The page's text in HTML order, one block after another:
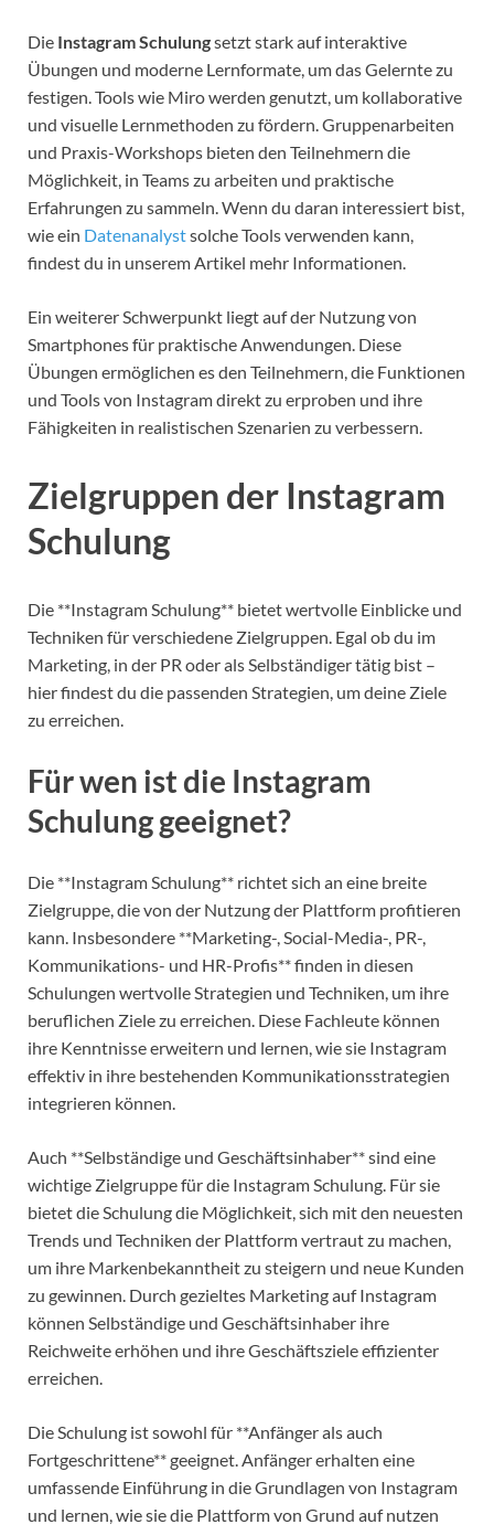
Die Instagram Schulungsetzt stark auf interaktive
Übungen und moderne Lernformate, um das Gelernte zu
festigen. Tools wie Miro werden genutzt, um kollaborative
und visuelle Lernmethoden zu fördern. Gruppenarbeiten
und Praxis-Workshops bieten den Teilnehmern die
Möglichkeit, in Teams zu arbeiten und praktische
Erfahrungen zu sammeln. Wenn du daran interessiert bist,
wie ein Datenanalystsolche Tools verwenden kann,
findest du in unserem Artikel mehr Informationen.
Ein weiterer Schwerpunkt liegt auf der Nutzung von
Smartphones für praktische Anwendungen. Diese
Übungen ermöglichen es den Teilnehmern, die Funktionen
und Tools von Instagram direkt zu erproben und ihre
Fähigkeiten in realistischen Szenarien zu verbessern.
Zielgruppen der Instagram
Schulung
Die **Instagram Schulung** bietet wertvolle Einblicke und
Techniken für verschiedene Zielgruppen. Egal ob du im
Marketing, in der PR oder als Selbständiger tätig bist –
hier findest du die passenden Strategien, um deine Ziele
zu erreichen.
Für wen ist die Instagram
Schulung geeignet?
Die **Instagram Schulung** richtet sich an eine breite
Zielgruppe, die von der Nutzung der Plattform profitieren
kann. Insbesondere **Marketing-, Social-Media-, PR-,
Kommunikations- und HR-Profis** finden in diesen
Schulungen wertvolle Strategien und Techniken, um ihre
beruflichen Ziele zu erreichen. Diese Fachleute können
ihre Kenntnisse erweitern und lernen, wie sie Instagram
effektiv in ihre bestehenden Kommunikationsstrategien
integrieren können.
Auch **Selbständige und Geschäftsinhaber** sind eine
wichtige Zielgruppe für die Instagram Schulung. Für sie
bietet die Schulung die Möglichkeit, sich mit den neuesten
Trends und Techniken der Plattform vertraut zu machen,
um ihre Markenbekanntheit zu steigern und neue Kunden
zu gewinnen. Durch gezieltes Marketing auf Instagram
können Selbständige und Geschäftsinhaber ihre
Reichweite erhöhen und ihre Geschäftsziele effizienter
erreichen.
Die Schulung ist sowohl für **Anfänger als auch
Fortgeschrittene** geeignet. Anfänger erhalten eine
umfassende Einführung in die Grundlagen von Instagram
und lernen, wie sie die Plattform von Grund auf nutzen